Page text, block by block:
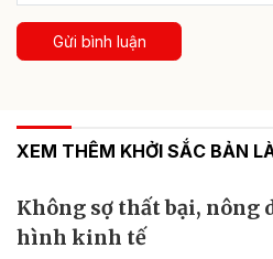
Gửi bình luận
XEM THÊM KHỞI SẮC BẢN
Không sợ thất bại, nông
hình kinh tế